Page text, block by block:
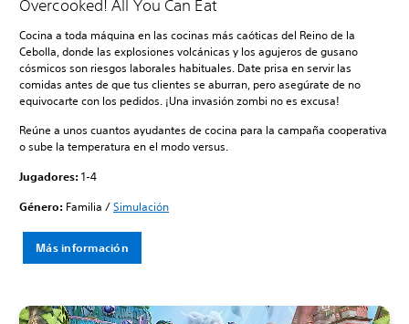
Overcooked! All You Can Eat
Cocina a toda máquina en las cocinas más caóticas del Reino de la
Cebolla, donde las explosiones volcánicas y los agujeros de gusano
cósmicos son riesgos laborales habituales. Date prisa en servir las
comidas antes de que tus clientes se aburran, pero asegúrate de no
equivocarte con los pedidos. ¡Una invasión zombi no es excusa!
Reúne a unos cuantos ayudantes de cocina para la campaña cooperativa
o sube la temperatura en el modo versus.
Jugadores:1-4
Género: Familia /Simulación
Más información